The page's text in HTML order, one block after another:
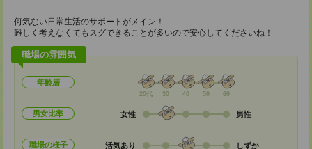
何気ない日常生活のサポートがメイン！
難しく考えなくてもスグできることが多いので安心してくださいね！
職場の雰囲気
年齢層
20代 30 40 50 60
男女比率 女性 男性
職場の様子 活気あり しずか